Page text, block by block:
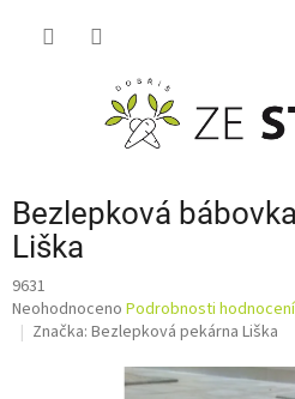
Bezlepková
Liška
9631
Průměrné
hodnocení
Neohodnoceno Podrobnosti hodnocení
Značka: Bezlepková pekárna Liška